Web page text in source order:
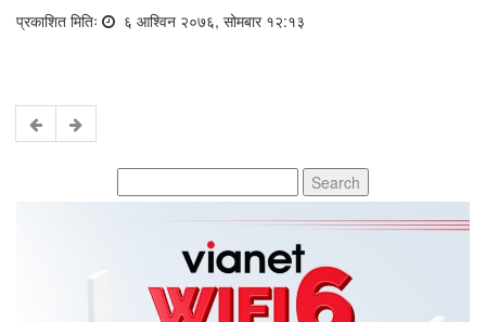
प्रकाशित मितिः ६ आश्विन २०७६, सोमबार १२:१३
for: